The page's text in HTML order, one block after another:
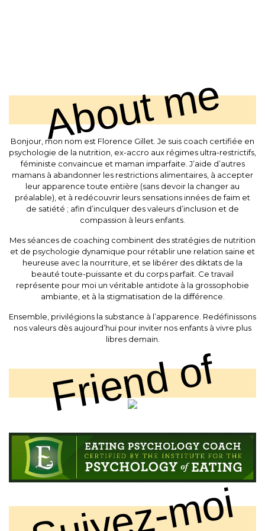
About me
Bonjour, mon nom est Florence Gillet. Je suis coach certifiée en
psychologie de la nutrition, ex-accro aux régimes ultra-restrictifs,
féministe convaincue et maman imparfaite. J’aide d’autres
mamans à abandonner les restrictions alimentaires, à accepter
leur apparence toute entière (sans devoir la changer au
préalable), et à redécouvrir leurs sensations innées de faim et
de satiété ; afin d’inculquer des valeurs d’inclusion et de
compassion à leurs enfants.
Mes séances de coaching combinent des stratégies de nutrition
et de psychologie dynamique pour rétablir une relation saine et
heureuse avec la nourriture, et se libérer des diktats de la
beauté toute-puissante et du corps parfait. Ce travail
représente pour moi un véritable antidote à la grossophobie
ambiante, et à la stigmatisation de la différence.
Ensemble, privilégions la substance à l’apparence. Redéfinissons
nos valeurs dès aujourd’hui pour inviter nos enfants à vivre plus
libres demain.
Friend of